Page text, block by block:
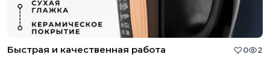
Быстрая и качественная работа 0 2